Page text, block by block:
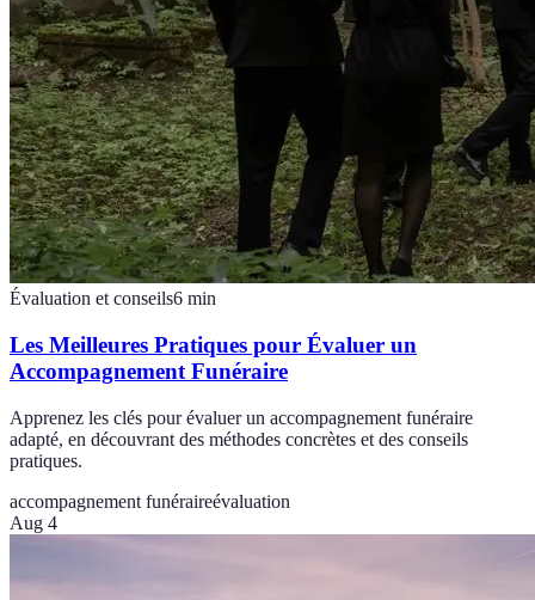
Évaluation et conseils6 min
Les Meilleures Pratiques pour Évaluer un
Accompagnement Funéraire
Apprenez les clés pour évaluer un accompagnement funéraire
adapté, en découvrant des méthodes concrètes et des conseils
pratiques.
accompagnement funéraireévaluation
Aug 4